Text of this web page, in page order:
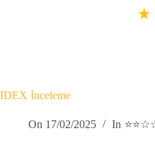
IDEX İnceleme
On 17/02/2025 In